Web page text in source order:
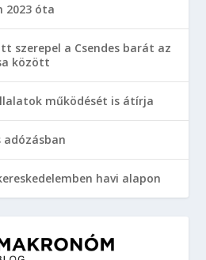
2023 óta
szerepel a Csendes barát az
között
működését is átírja
havi alapon